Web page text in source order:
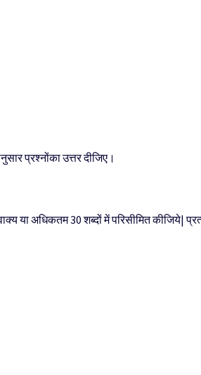
प्रश्नोंका उत्तर दीजिए।
या अधिकतम 30 शब्दों में परिसीमित कीजिये|